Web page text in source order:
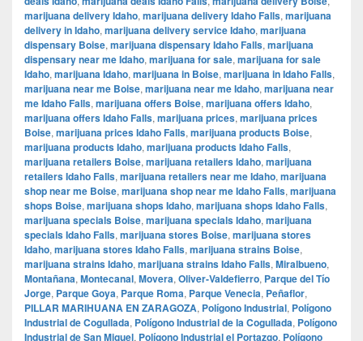
marijuana delivery Idaho, marijuana delivery Idaho Falls, marijuana
delivery in Idaho, marijuana delivery service Idaho, marijuana
dispensary Boise, marijuana dispensary Idaho Falls, marijuana
dispensary near me Idaho, marijuana for sale, marijuana for sale
Idaho, marijuana Idaho, marijuana in Boise, marijuana in Idaho Falls,
marijuana near me Boise, marijuana near me Idaho, marijuana near
me Idaho Falls, marijuana offers Boise, marijuana offers Idaho,
marijuana offers Idaho Falls, marijuana prices, marijuana prices
Boise, marijuana prices Idaho Falls, marijuana products Boise,
marijuana products Idaho, marijuana products Idaho Falls,
marijuana retailers Boise, marijuana retailers Idaho, marijuana
retailers Idaho Falls, marijuana retailers near me Idaho, marijuana
shop near me Boise, marijuana shop near me Idaho Falls, marijuana
shops Boise, marijuana shops Idaho, marijuana shops Idaho Falls,
marijuana specials Boise, marijuana specials Idaho, marijuana
specials Idaho Falls, marijuana stores Boise, marijuana stores
Idaho, marijuana stores Idaho Falls, marijuana strains Boise,
marijuana strains Idaho, marijuana strains Idaho Falls, Miralbueno,
Montañana, Montecanal, Movera, Oliver-Valdefierro, Parque del Tío
Jorge, Parque Goya, Parque Roma, Parque Venecia, Peñaflor,
PILLAR MARIHUANA EN ZARAGOZA, Polígono Industrial, Polígono
Industrial de Cogullada, Polígono Industrial de la Cogullada, Polígono
Industrial de San Miguel, Polígono Industrial el Portazgo, Polígono